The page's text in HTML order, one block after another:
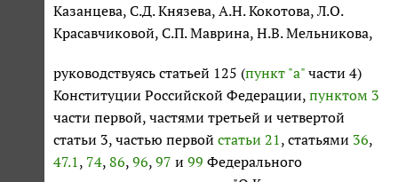
Казанцева, С.Д. Князева, А.Н. Кокотова, Л.О.
Красавчиковой, С.П. Маврина, Н.В. Мельникова,
руководствуясь статьей 125 (пункт "а" части 4)
Конституции Российской Федерации, пунктом 3
части первой, частями третьей и четвертой
статьи 3, частью первой статьи 21 , статьями 36,
47.1 , 74, 86, 96, 97 и 99 Федерального